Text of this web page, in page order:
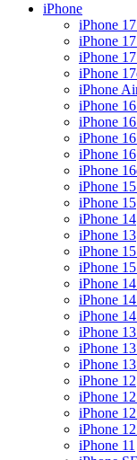
iPhone
iPhone
iPhone
iPhone
iPhone
iPhone
iPhone
iPhone
iPhone
iPhone 16
iPhone
iPhone
iPhone 15
iPhone 14
iPhone 13
iPhone
iPhone
iPhone
iPhone
iPhone
iPhone
iPhone
iPhone
iPhone 12
iPhone
iPhone
iPhone
iPhone 11